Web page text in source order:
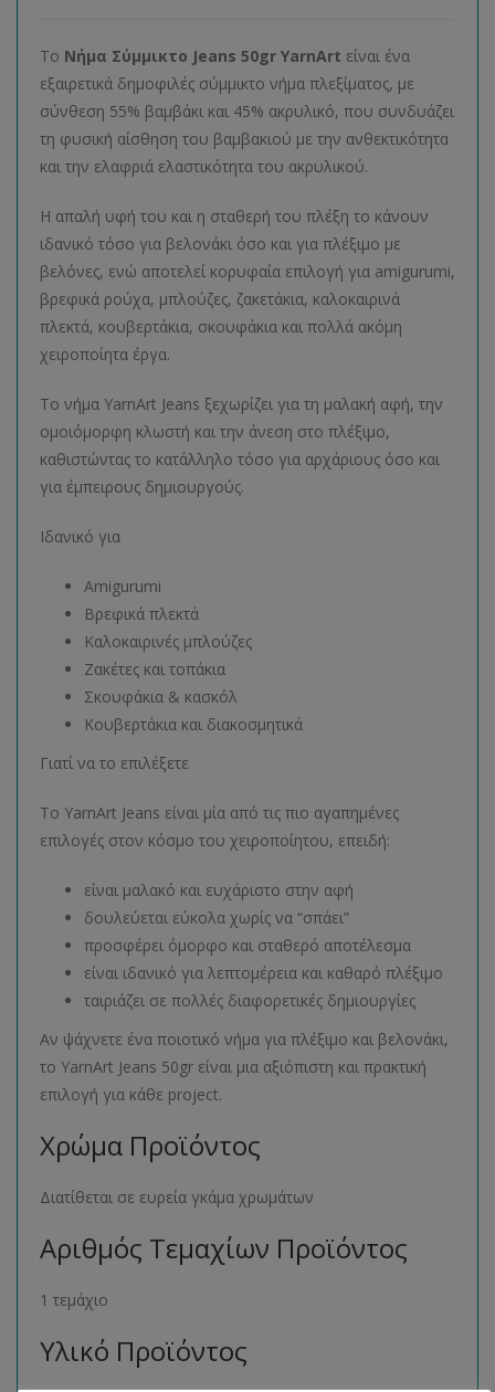
Το Νήμα Σύμμικτο Jeans 50gr YarnArt είναι ένα
εξαιρετικά δημοφιλές σύμμικτο νήμα πλεξίματος, με
σύνθεση 55% βαμβάκι και 45% ακρυλικό, που συνδυάζει
τη φυσική αίσθηση του βαμβακιού με την ανθεκτικότητα
και την ελαφριά ελαστικότητα του ακρυλικού.
Η απαλή υφή του και η σταθερή του πλέξη το κάνουν
ιδανικό τόσο για βελονάκι όσο και για πλέξιμο με
βελόνες, ενώ αποτελεί κορυφαία επιλογή για amigurumi,
βρεφικά ρούχα, μπλούζες, ζακετάκια, καλοκαιρινά
πλεκτά, κουβερτάκια, σκουφάκια και πολλά ακόμη
χειροποίητα έργα.
Το νήμα YarnArt Jeans ξεχωρίζει για τη μαλακή αφή, την
ομοιόμορφη κλωστή και την άνεση στο πλέξιμο,
καθιστώντας το κατάλληλο τόσο για αρχάριους όσο και
για έμπειρους δημιουργούς.
Ιδανικό για
Amigurumi
Βρεφικά πλεκτά
Καλοκαιρινές μπλούζες
Ζακέτες και τοπάκια
Σκουφάκια & κασκόλ
Κουβερτάκια και διακοσμητικά
Γιατί να το επιλέξετε
Το YarnArt Jeans είναι μία από τις πιο αγαπημένες
επιλογές στον κόσμο του χειροποίητου, επειδή:
είναι μαλακό και ευχάριστο στην αφή
δουλεύεται εύκολα χωρίς να “σπάει”
προσφέρει όμορφο και σταθερό αποτέλεσμα
είναι ιδανικό για λεπτομέρεια και καθαρό πλέξιμο
ταιριάζει σε πολλές διαφορετικές δημιουργίες
Αν ψάχνετε ένα ποιοτικό νήμα για πλέξιμο και βελονάκι,
το YarnArt Jeans 50gr είναι μια αξιόπιστη και πρακτική
επιλογή για κάθε project.
Χρώμα Προϊόντος
Διατίθεται σε ευρεία γκάμα χρωμάτων
Αριθμός Τεμαχίων Προϊόντος
1 τεμάχιο
Υλικό Προϊόντος